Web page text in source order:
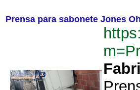
Prensa para sabonete Jones